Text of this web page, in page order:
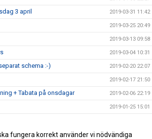
3 april 2019-03-31 11:42
2019-03-25 20:49
2019-03-13 09:58
2019-03-04 10:31
schema :-) 2019-02-20 22:07
2019-02-17 21:50
+ Tabata på onsdagar 2019-02-06 22:19
2019-01-25 15:01
/ träningskort 2018-12-22 16:09
fungera korrekt använder vi nödvändiga